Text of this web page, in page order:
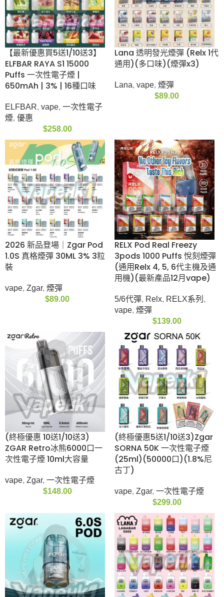
Snowplus 雪加積木
Swift 15000口可換彈
電子煙套裝
Snowplus dash
$158.00 – $268.00
+852-5147 3445
【最新優惠買5送1/10
送3】ELFBAR RAYA S1
15000 Puffs 一次性電
子煙 | 650mAh | 3% |
ELFBAR, vape
一次性
電子煙, 優惠
$258.00
Lana 透明發光煙彈
(Relx 1代通用)(多口
Lana, vape
$89.00
2026 新品登場｜Zgar
30ML 3% 3粒裝
Zgar, 煙彈
$89.00
RELX Pod Real Freezy
3pods 1000 Puffs 悅
刻煙彈(通用Relx 4, 5,
6代主機及通用機)(最
新產品12月vape)
5/6代彈, Relx, RELX系
列, vape , 煙彈